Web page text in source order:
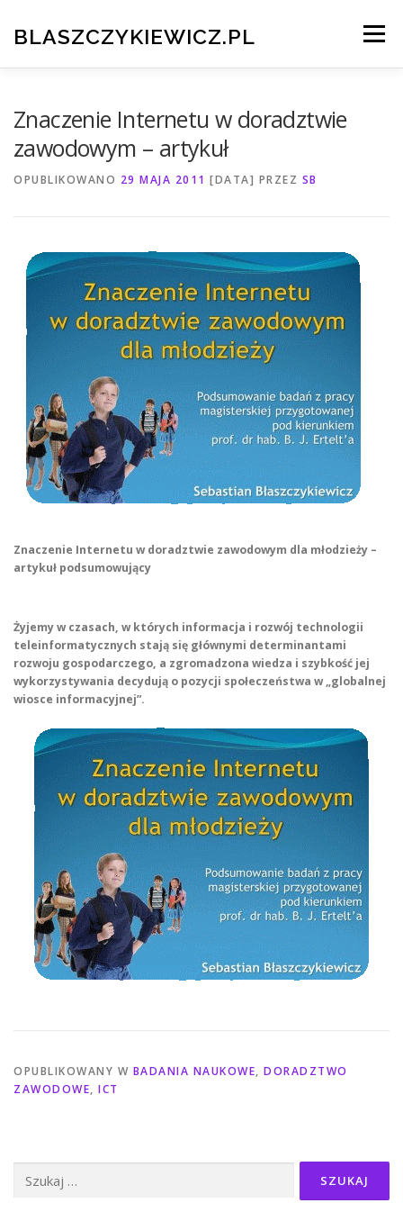
treściBLASZCZYKIEWICZ.PL Menu
Znaczenie Internetu w doradztwie
zawodowym – artykuł
OPUBLIKOWANO 29 MAJA 2011 [DATA] PRZEZ SB
Znaczenie Internetu w doradztwie zawodowym dla młodzieży –
artykuł podsumowujący
Żyjemy w czasach, w których informacja i rozwój technologii
teleinformatycznych stają się głównymi determinantami
rozwoju gospodarczego, a zgromadzona wiedza i szybkość jej
wykorzystywania decydują o pozycji społeczeństwa w „globalnej
wiosce informacyjnej”.
OPUBLIKOWANY W BADANIA NAUKOWE, DORADZTWO
ZAWODOWE, ICT